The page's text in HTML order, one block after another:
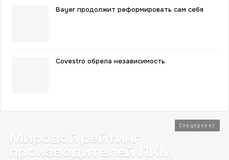
Bayer продолжит реформировать сам себя
Covestro обрела независимость
Спецпроект
Мировой рейтинг
производителей ЛКМ